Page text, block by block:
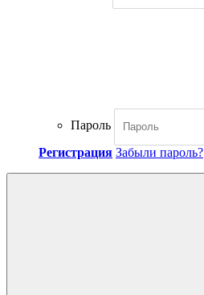
Пароль
Регистрация Забыли пароль?